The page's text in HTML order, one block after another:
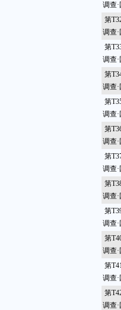
调查
第
调查
第
调查
第
调查
第
调查
第
调查
第
调查
第
调查
第
调查
第
调查
第
调查
第
调查